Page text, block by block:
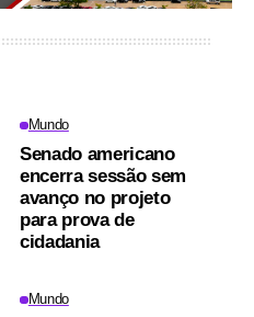
Mundo
Senado americano
encerra sessão sem
avanço no projeto
para prova de
cidadania
Mundo